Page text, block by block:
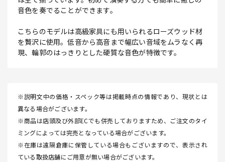
音色を奏でることができます。
こちらのモデルは高級家具にも用いられるローズウッド材
を贅沢に使用。低音から高音まで幅広い音域をムラなく再
現、輪郭のはっきりとした硬質な音色が特徴です。
※説明文中の価格・スペック等は掲載時点の情報であり、現状とは
異なる場合がございます。
※商品は店頭及び外部ECでも併売しておりますため、ご注文のタイ
ミングによっては完売となっている場合がございます。
※在庫は遠隔倉庫に保管している場合もございますので、表示され
ている取扱店舗にご用意が無い場合がございます。